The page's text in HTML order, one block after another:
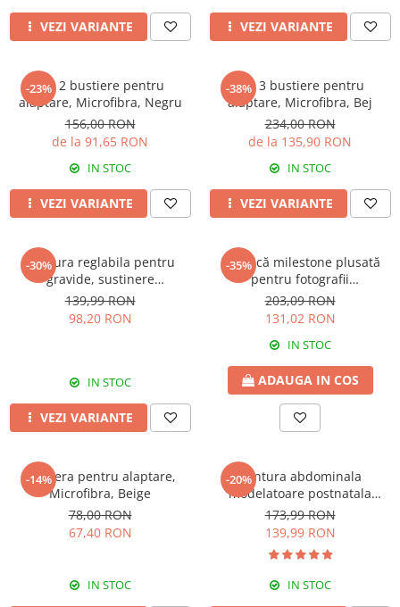
VEZI VARIANTE VEZI VARIANTE
-23%
Set 2 bustiere pentru
alaptare, Microfibra, Negru
156,00 RON
de la 91,65 RON
IN STOC
VEZI VARIANTE
-38%
Set 3 bustiere pentru
alaptare, Microfibra, Bej
234,00 RON
de la 135,90 RON
IN STOC
VEZI VARIANTE
-30%
Centura reglabila pentru
gravide, sustinere
abdominala in timpul sarcinii,
White
139,99 RON
98,20 RON
IN STOC
VEZI VARIANTE
-35%
Păturică milestone plusată
pentru fotografii
CloudMemory, model
Norisori, 95x150 cm
203,09 RON
131,02 RON
IN STOC
ADAUGA IN COS
-14%
Bustiera pentru alaptare,
Microfibra, Beige
78,00 RON
67,40 RON
IN STOC
-20%Centura abdominala
modelatoare postnatala
PREMIUM, prindere velcro,
Black
173,99 RON
139,99 RON
IN STOC